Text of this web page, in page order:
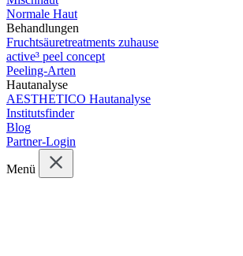
Normale Haut
Behandlungen
Fruchtsäuretreatments zuhause
active³ peel concept
Peeling-Arten
Hautanalyse
AESTHETICO Hautanalyse
Institutsfinder
Blog
Partner-Login
Menü